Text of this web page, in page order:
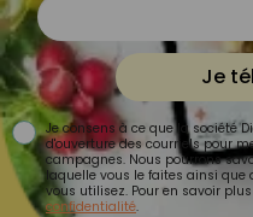
Je
Je consens à ce que la société
d'ouverture des courriels pour
campagnes. Nous pourrons
laquelle vous le faites ainsi
vous utilisez. Pour en savoir
confidentialité.